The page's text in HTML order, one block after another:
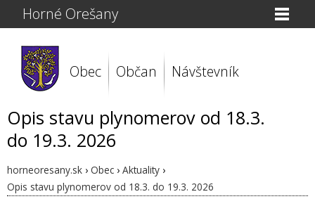
Horné Orešany
Obec Občan Návštevník
Opis stavu plynomerov od 18.3.
do 19.3. 2026
horneoresany.sk › Obec › Aktuality ›
Opis stavu plynomerov od 18.3. do 19.3. 2026